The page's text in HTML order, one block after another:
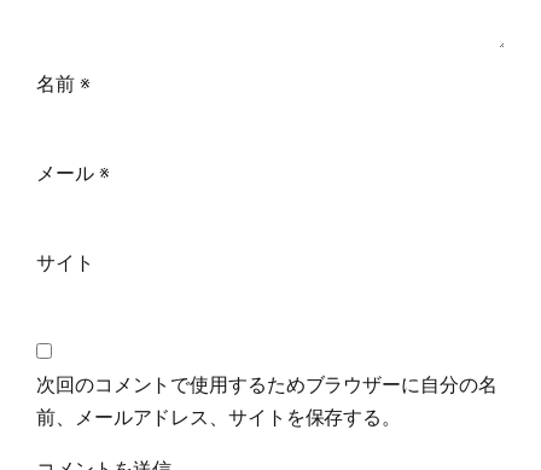
名前 ※
メール ※
サイト
次回のコメントで使用するためブラウザーに自分の名
前、メールアドレス、サイトを保存する。